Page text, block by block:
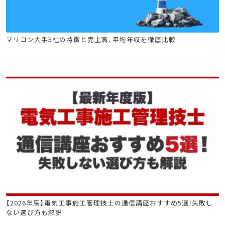
建設キャリア転職 土木施工管理技士
電気工事施工管理技士
マリコン大手5社の特徴と売上高、平均年収を徹底比較
電気工事施工管理技士
【2026年度】電気工事施工管理技士の通信講座おすすめ5選！失敗し
ない選び方も解説